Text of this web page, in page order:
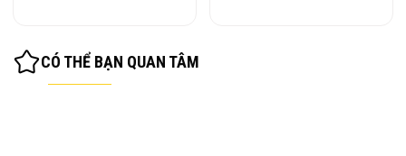
CÓ THỂ BẠN QUAN TÂM